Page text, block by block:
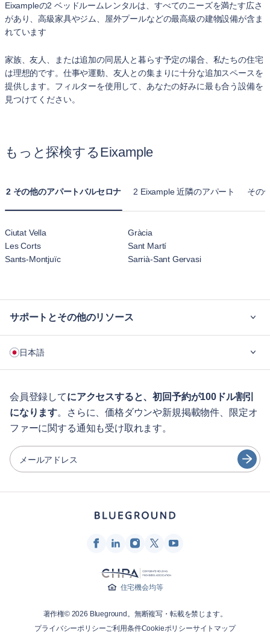
Eixampleの2 ベッドルームレンタルは、すべてのニーズを満たす広さ
があり、高級家具やジム、屋外プールなどの最高級の建物設備が含ま
れています
家族、友人、または追加の同居人と暮らす予定の場合、私たちの住宅
は理想的です。仕事や運動、友人との集まりに十分な追加スペースを
提供します。フィルターを使用して、あなたの好みに最も合う設備を
見つけてください。
もっと探検するEixample
2 その他のアパートバルセロナ 2 Eixample 近隣のアパート その
Ciutat Vella
Gràcia
Les Corts
Sant Martí
Sants-Montjuïc
Sarrià-Sant Gervasi
サポートとその他のリソース
企業向け
ゲスト向け特典サービス
シティガイド
パートナー
家具レンタル事業者
インフルエンサー＆アフィリエイト
日本語
English
Português
Español
会員登録してにアクセスすると、初回予約が100ドル割引
になります。さらに、価格ダウンや新規掲載物件、限定オ
ファーに関する通知も受け取れます。
メールアドレス
住宅機会均等
著作権© 2026 Blueground。無断複写・転載を禁じます。
プライバシーポリシーご利用条件Cookieポリシーサイトマップ